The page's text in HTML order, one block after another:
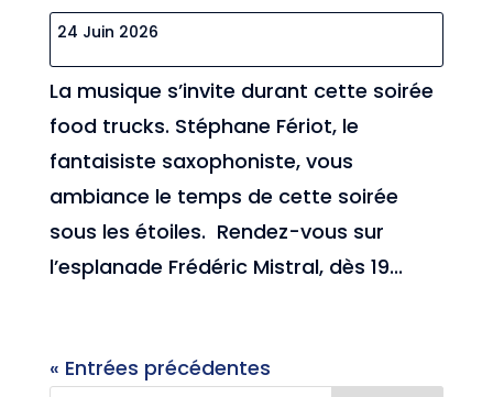
24 Juin 2026
La musique s’invite durant cette soirée
food trucks. Stéphane Fériot, le
fantaisiste saxophoniste, vous
ambiance le temps de cette soirée
sous les étoiles. Rendez-vous sur
l’esplanade Frédéric Mistral, dès 19...
« Entrées précédentes